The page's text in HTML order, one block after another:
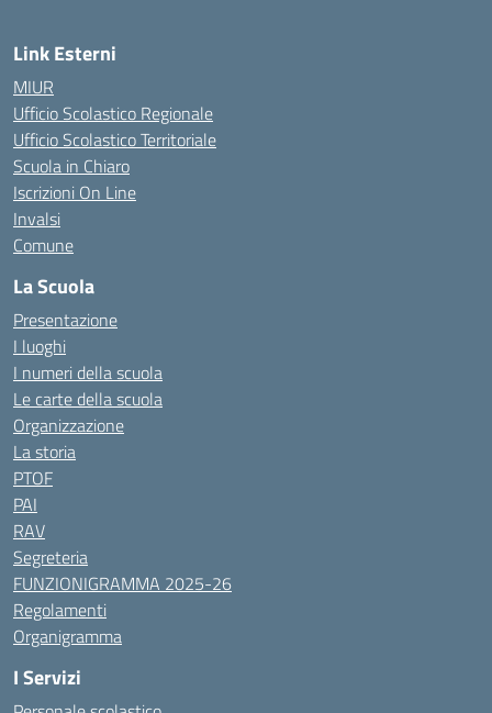
Link Esterni
MIUR
Ufficio Scolastico Regionale
Ufficio Scolastico Territoriale
Scuola in Chiaro
Iscrizioni On Line
Invalsi
Comune
La Scuola
Presentazione
I luoghi
I numeri della scuola
Le carte della scuola
Organizzazione
La storia
PTOF
PAI
RAV
Segreteria
FUNZIONIGRAMMA 2025-26
Regolamenti
Organigramma
I Servizi